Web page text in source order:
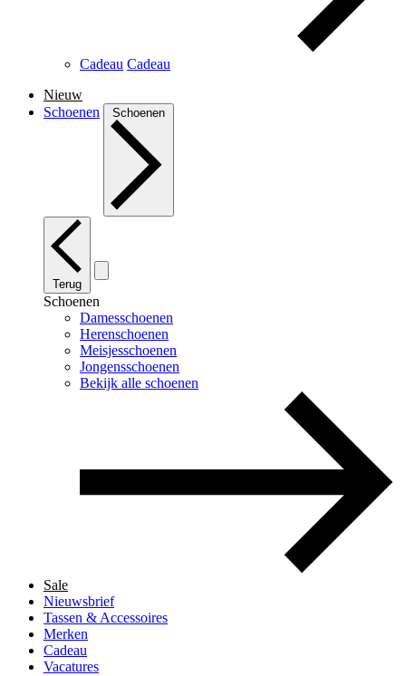
Cadeau Cadeau
Nieuw
Schoenen
Schoenen
Terug
Schoenen
Damesschoenen
Herenschoenen
Meisjesschoenen
Jongensschoenen
Bekijk alle schoenen
Sale
Nieuwsbrief
Tassen & Accessoires
Merken
Cadeau
Vacatures